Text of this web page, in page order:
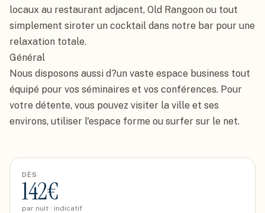
locaux au restaurant adjacent, Old Rangoon ou tout
simplement siroter un cocktail dans notre bar pour une
relaxation totale.
Général
Nous disposons aussi d?un vaste espace business tout
équipé pour vos séminaires et vos conférences. Pour
votre détente, vous pouvez visiter la ville et ses
environs, utiliser l'espace forme ou surfer sur le net.
DÈS
142€
par nuit · indicatif